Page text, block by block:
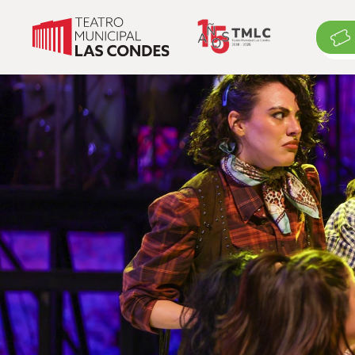
Cartelera
Cartelera
Eventos suspendidos